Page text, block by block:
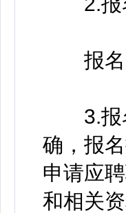
报名
3.报名
确，报
申请应
和相关